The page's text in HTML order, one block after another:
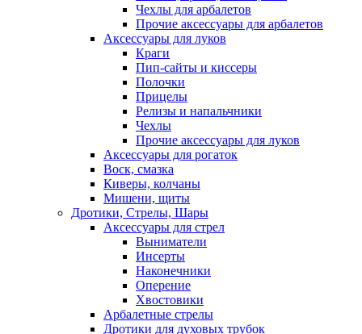
Чехлы для арбалетов
Прочие аксессуары для арбалетов
Аксессуары для луков
Краги
Пип-сайты и киссеры
Полочки
Прицелы
Релизы и напальчники
Чехлы
Прочие аксессуары для луков
Аксессуары для рогаток
Воск, смазка
Киверы, колчаны
Мишени, щиты
Дротики, Стрелы, Шары
Аксессуары для стрел
Выниматели
Инсерты
Наконечники
Оперение
Хвостовики
Арбалетные стрелы
Дротики для духовых трубок